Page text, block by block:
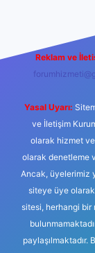
Reklam ve
Yasal Uyarı:
ve İletişim
olarak hizmet
olarak denetleme
Ancak, üyelerimiz
siteye üye
sitesi, herhangi bir
paylaşılmaktadır.